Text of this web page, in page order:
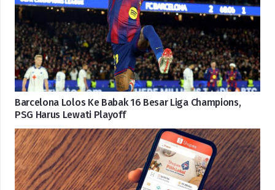
Barcelona Lolos Ke Babak 16 Besar Liga Champions,
PSG Harus Lewati Playoff